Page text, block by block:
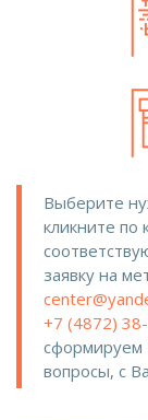
Выберите
кликните по
заявку на
+7 (4872)
сформируем
вопросы, с